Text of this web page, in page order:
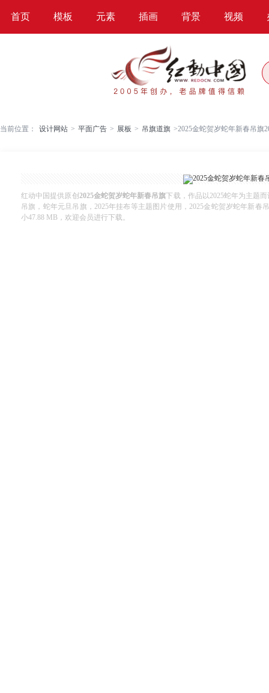
首页 模板 元素 插画 背景 视频
当前位置： 设计网站 > 平面广告 > 展板 > 吊旗道旗 >2025金蛇贺岁蛇年新春吊旗
红动中国提供原创 2025金蛇贺岁蛇年新春吊旗下载，作品以2025蛇年为主题
吊旗，蛇年元旦吊旗，2025年挂布等主题图片使用，2025金蛇贺岁蛇年新春
小47.88 MB，欢迎会员进行下载。